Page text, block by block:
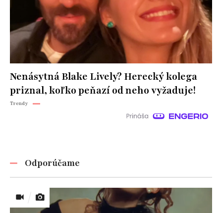
Nenásytná Blake Lively? Herecký kolega
priznal, koľko peňazí od neho vyžaduje!
Trendy
Odporúčame